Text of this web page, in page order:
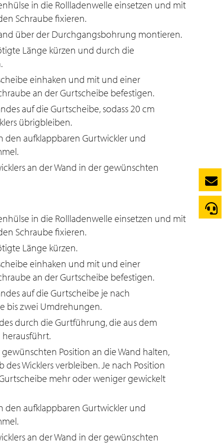
in die Rollladenwelle einsetzen und mit
Schraube fixieren.
über der Durchgangsbohrung montieren.
Länge kürzen und durch die
einhaken und mit und einer
an der Gurtscheibe befestigen.
auf die Gurtscheibe, sodass 20 cm
übrigbleiben.
den aufklappbaren Gurtwickler und
an der Wand in der gewünschten
in die Rollladenwelle einsetzen und mit
Schraube fixieren.
Länge kürzen.
einhaken und mit und einer
an der Gurtscheibe befestigen.
auf die Gurtscheibe je nach
bis zwei Umdrehungen.
durch die Gurtführung, die aus dem
Position an die Wand halten,
des Wicklers verbleiben. Je nach Position
mehr oder weniger gewickelt
den aufklappbaren Gurtwickler und
an der Wand in der gewünschten